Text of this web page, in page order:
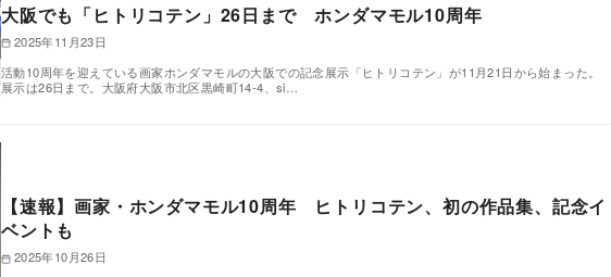
大阪でも「ヒトリコテン」26日まで ホンダマモル10周年
2025年11月23日
活動10周年を迎えている画家ホンダマモルの大阪での記念展示「ヒトリコテン」が11月21日から始まった。
展示は26日まで。大阪府大阪市北区黒崎町14-4、si…
【速報】画家・ホンダマモル10周年 ヒトリコテン、初の作品集、記念イ
ベントも
2025年10月26日